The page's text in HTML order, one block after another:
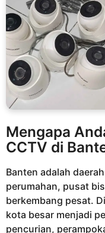
Mengapa
CCTV di
Banten adalah
perumahan, pusat
berkembang pesat.
kota besar menjadi
pencurian,